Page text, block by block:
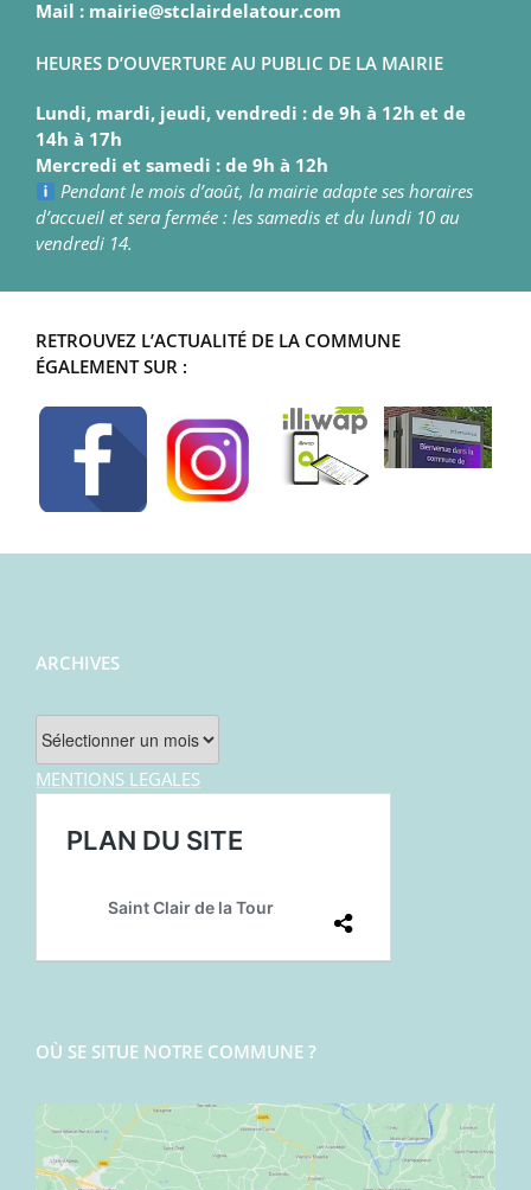
Mail : mairie@stclairdelatour.com
HEURES D’OUVERTURE AU PUBLIC DE LA MAIRIE
Lundi, mardi, jeudi, vendredi : de 9h à 12h et de
14h à 17h
Mercredi et samedi : de 9h à 12h
Pendant le mois d’août, la mairie adapte ses horaires
d’accueil et sera fermée : les samedis et du lundi 10 au
vendredi 14.
RETROUVEZ L’ACTUALITÉ DE LA COMMUNE
ÉGALEMENT SUR :
ARCHIVES
Archives
MENTIONS LEGALES
OÙ SE SITUE NOTRE COMMUNE ?